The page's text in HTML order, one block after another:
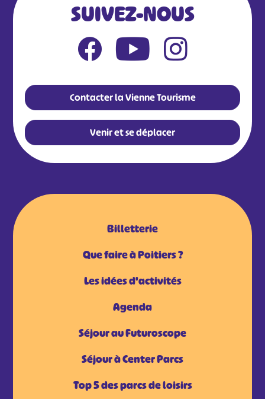
SUIVEZ-NOUS
Contacter la Vienne Tourisme
Venir et se déplacer
Billetterie
Que faire à Poitiers ?
Les idées d'activités
Agenda
Séjour au Futuroscope
Séjour à Center Parcs
Top 5 des parcs de loisirs